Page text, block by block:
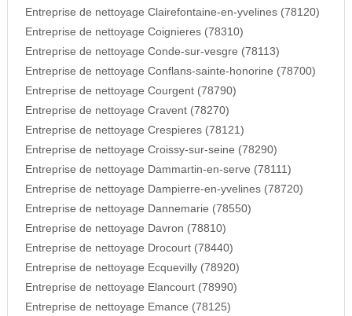
Entreprise de nettoyage Clairefontaine-en-yvelines (78120)
Entreprise de nettoyage Coignieres (78310)
Entreprise de nettoyage Conde-sur-vesgre (78113)
Entreprise de nettoyage Conflans-sainte-honorine (78700)
Entreprise de nettoyage Courgent (78790)
Entreprise de nettoyage Cravent (78270)
Entreprise de nettoyage Crespieres (78121)
Entreprise de nettoyage Croissy-sur-seine (78290)
Entreprise de nettoyage Dammartin-en-serve (78111)
Entreprise de nettoyage Dampierre-en-yvelines (78720)
Entreprise de nettoyage Dannemarie (78550)
Entreprise de nettoyage Davron (78810)
Entreprise de nettoyage Drocourt (78440)
Entreprise de nettoyage Ecquevilly (78920)
Entreprise de nettoyage Elancourt (78990)
Entreprise de nettoyage Emance (78125)